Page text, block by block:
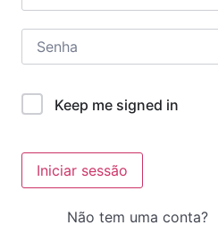
Keep me signed in
Iniciar sessão
Não tem uma conta?